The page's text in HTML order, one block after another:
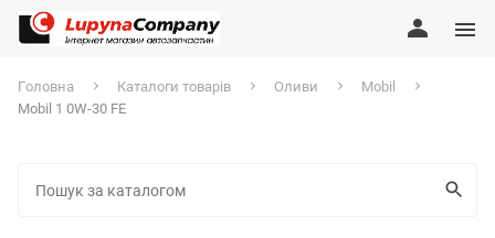
Головна Каталоги товарів Оливи
Mobil
Mobil 1 0W-30 FE